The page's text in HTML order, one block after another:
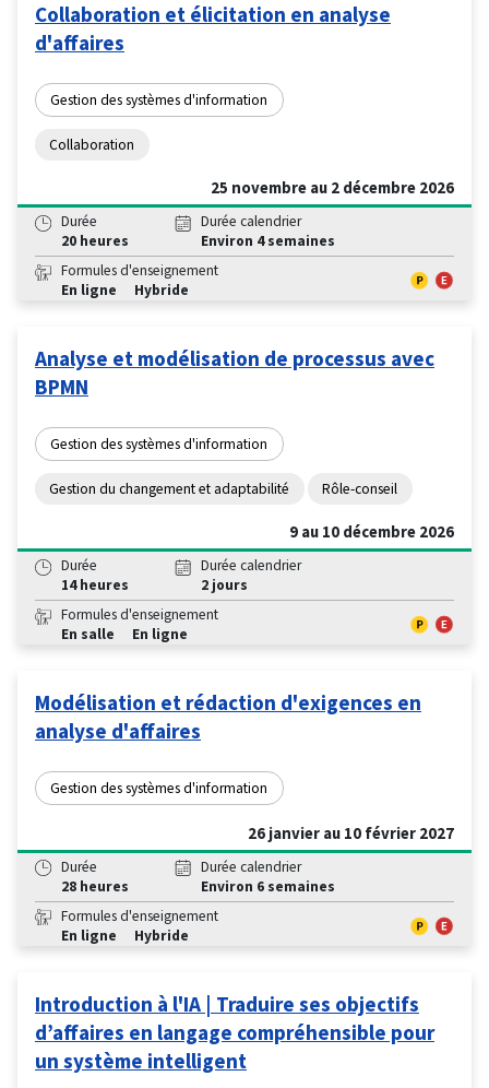
Collaboration et élicitation en analyse
d'affaires
Gestion des systèmes d'information
Collaboration
25 novembre au 2 décembre 2026
Durée
20 heures
Durée calendrier
Environ 4 semaines
Formules d'enseignement
En ligne
Hybride
Analyse et modélisation de processus avec
BPMN
Gestion des systèmes d'information
Gestion du changement et adaptabilité Rôle-conseil
9 au 10 décembre 2026
Durée
14 heures
Durée calendrier
2 jours
Formules d'enseignement
En salle
En ligne
Modélisation et rédaction d'exigences en
analyse d'affaires
Gestion des systèmes d'information
26 janvier au 10 février 2027
Durée
28 heures
Durée calendrier
Environ 6 semaines
Formules d'enseignement
En ligne
Hybride
Introduction à l'IA | Traduire ses objectifs
d’affaires en langage compréhensible pour
un système intelligent